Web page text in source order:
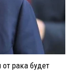
рака будет